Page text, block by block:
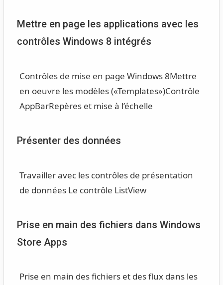
Mettre en page les applications avec les
contrôles Windows 8 intégrés
Contrôles de mise en page Windows 8Mettre
en oeuvre les modèles («Templates»)Contrôle
AppBarRepères et mise à l’échelle
Présenter des données
Travailler avec les contrôles de présentation
de données Le contrôle ListView
Prise en main des fichiers dans Windows
Store Apps
Prise en main des fichiers et des flux dans les